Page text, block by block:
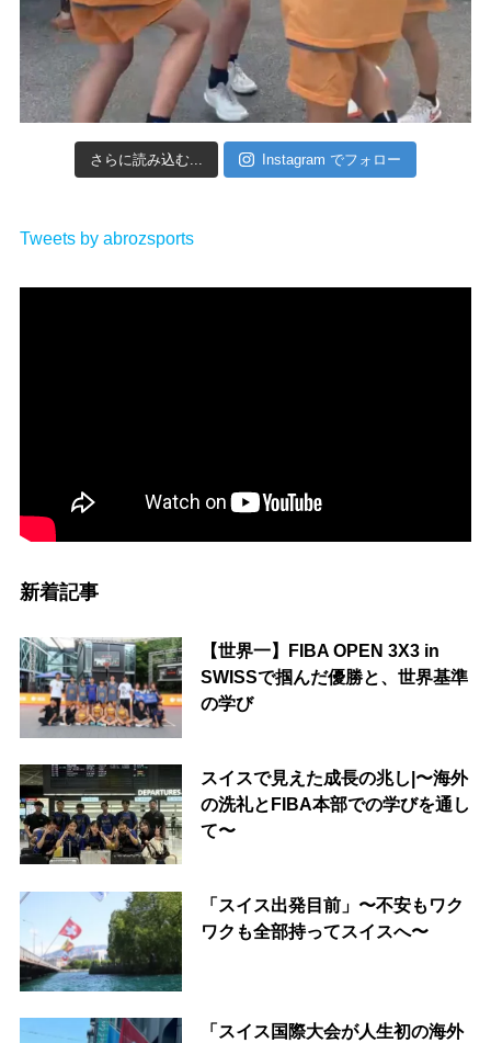
さらに読み込む... Instagram でフォロー
Tweets by abrozsports
新着記事
【世界一】FIBA OPEN 3X3 in
SWISSで掴んだ優勝と、世界基準
の学び
スイスで見えた成長の兆し|〜海外
の洗礼とFIBA本部での学びを通し
て〜
「スイス出発目前」〜不安もワク
ワクも全部持ってスイスへ〜
「スイス国際大会が人生初の海外